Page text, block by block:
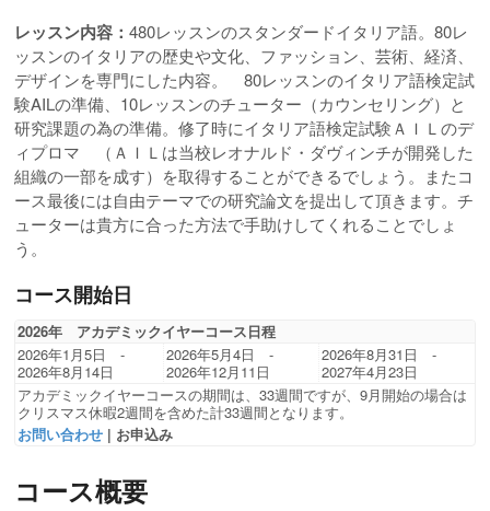
レッスン内容： 480レッスンのスタンダードイタリア語。80レ
ッスンのイタリアの歴史や文化、ファッション、芸術、経済、
デザインを専門にした内容。 80レッスンのイタリア語検定試
験AILの準備、10レッスンのチューター（カウンセリング）と
研究課題の為の準備。修了時にイタリア語検定試験ＡＩＬのデ
ィプロマ （ＡＩＬは当校レオナルド・ダヴィンチが開発した
組織の一部を成す）を取得することができるでしょう。またコ
ース最後には自由テーマでの研究論文を提出して頂きます。チ
ューターは貴方に合った方法で手助けしてくれることでしょ
う。
コース開始日
2026年 アカデミックイヤーコース日程
お問い合わせ | お申込み
2026年1月5日 -
2026年8月14日
2026年5月4日 -
2026年12月11日
2026年8月31日 -
2027年4月23日
アカデミックイヤーコースの期間は、33週間ですが、9月開始の場合は
クリスマス休暇2週間を含めた計33週間となります。
コース概要